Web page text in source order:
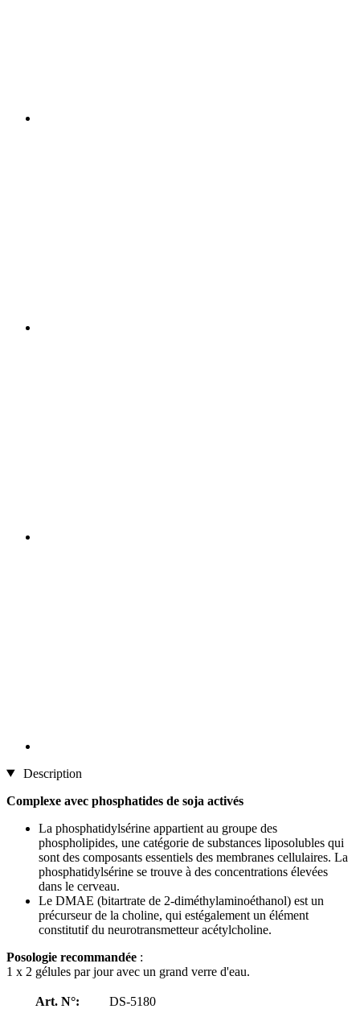
Description
Complexe avec phosphatides de soja activés
La phosphatidylsérine appartient au groupe des
phospholipides, une catégorie de substances liposolubles qui
sont des composants essentiels des membranes cellulaires. La
phosphatidylsérine se trouve à des concentrations élevées
dans le cerveau.
Le DMAE (bitartrate de 2-diméthylaminoéthanol) est un
précurseur de la choline, qui estégalement un élément
constitutif du neurotransmetteur acétylcholine.
Posologie recommandée :
1 x 2 gélules par jour avec un grand verre d'eau.
Art. N°:
DS-5180